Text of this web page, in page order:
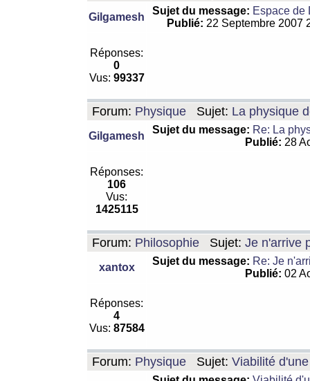
Gilgamesh
Sujet du message: Espace de
Publié: 22 Septembre 2007
Réponses:
0
Vus: 99337
Forum: Physique Sujet: La physique
Gilgamesh
Sujet du message: Re: La
Publié: 28
Réponses:
106
Vus:
1425115
Forum: Philosophie Sujet: Je n'arrive
xantox
Sujet du message: Re: Je
Publié: 02
Réponses:
4
Vus: 87584
Forum: Physique Sujet: Viabilité